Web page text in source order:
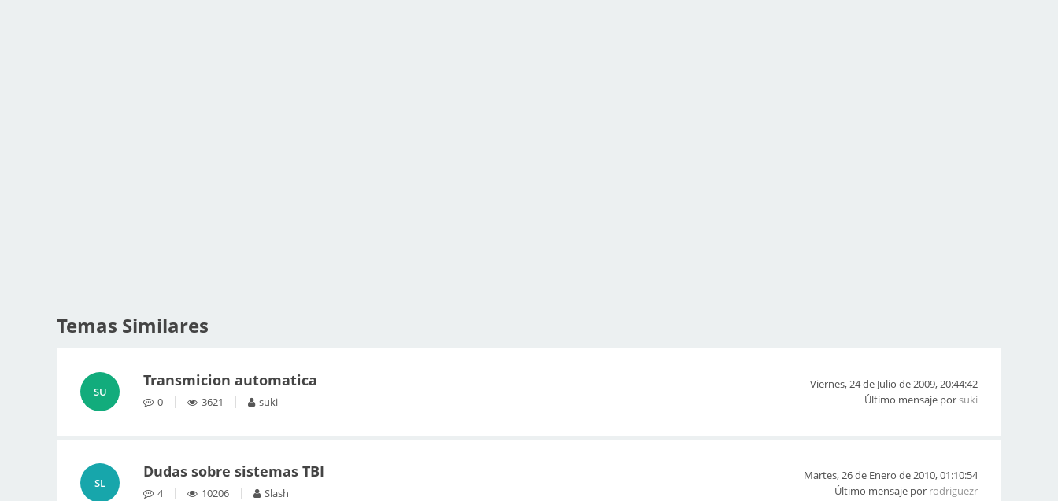
Temas Similares
SU
Transmicion automatica
0 3621 suki
Viernes, 24 de Julio de 2009, 20:44:42
Último mensaje porsuki
SL
Dudas sobre sistemas TBI
4 10206 Slash
Martes, 26 de Enero de 2010, 01:10:54
Último mensaje por rodriguezr